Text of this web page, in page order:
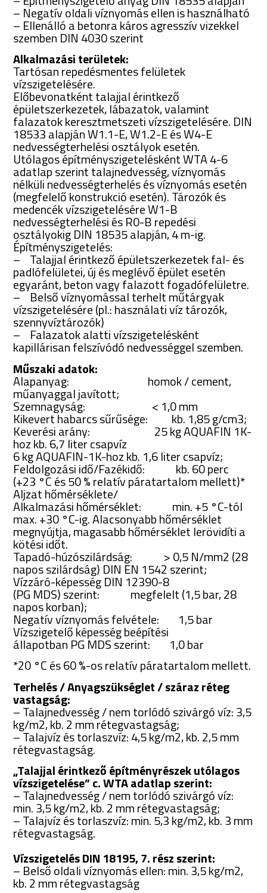
– Negatív oldali víznyomás ellen is használható
– Ellenálló a betonra káros agresszív vizekkel
szemben DIN 4030 szerint
Alkalmazási területek:
Tartósan repedésmentes felületek
vízszigetelésére.
Előbevonatként talajjal érintkező
épületszerkezetek, lábazatok, valamint
falazatok keresztmetszeti vízszigetelésére. DIN
18533 alapján W1.1-E, W1.2-E és W4-E
nedvességterhelési osztályok esetén.
Utólagos építményszigetelésként WTA 4-6
adatlap szerint talajnedvesség, víznyomás
nélküli nedvességterhelés és víznyomás esetén
(megfelelő konstrukció esetén). Tározók és
medencék vízszigetelésére W1-B
nedvességterhelési és R0-B repedési
osztályokig DIN 18535 alapján, 4 m-ig.
Építményszigetelés:
– Talajjal érintkező épületszerkezetek fal- és
padlófelületei, új és meglévő épület esetén
egyaránt, beton vagy falazott fogadófelületre.
– Belső víznyomással terhelt műtárgyak
vízszigetelésére (pl.: használati víz tározók,
szennyvíztározók)
– Falazatok alatti vízszigetelésként
kapillárisan felszívódó nedvességgel szemben.
Műszaki adatok:
Alapanyag: homok / cement,
műanyaggal javított;
Szemnagyság: < 1,0 mm
Kikevert habarcs sűrűsége: kb. 1,85 g/cm3;
Keverési arány: 25 kg AQUAFIN 1K-
hoz kb. 6,7 liter csapvíz
6 kg AQUAFIN-1K-hoz kb. 1,6 liter csapvíz;
Feldolgozási idő/Fazékidő: kb. 60 perc
(+23 °C és 50 % relatív páratartalom mellett)*
Aljzat hőmérséklete/
Alkalmazási hőmérséklet: min. +5 °C-tól
max. +30 °C-ig. Alacsonyabb hőmérséklet
megnyújtja, magasabb hőmérséklet lerövidíti a
kötési időt.
Tapadó-húzószilárdság: > 0,5 N/mm2 (28
napos szilárdság) DIN EN 1542 szerint;
Vízzáró-képesség DIN 12390-8
(PG MDS) szerint: megfelelt (1,5 bar, 28
napos korban);
Negatív víznyomás felvétele: 1,5 bar
Vízszigetelő képesség beépítési
állapotban PG MDS szerint: 1,0 bar
*20 °C és 60 %-os relatív páratartalom mellett.
Terhelés / Anyagszükséglet / száraz réteg
vastagság:
– Talajnedvesség / nem torlódó szivárgó víz: 3,5
kg/m2, kb. 2 mm rétegvastagság;
– Talajvíz és torlaszvíz: 4,5 kg/m2, kb. 2,5 mm
rétegvastagság.
„Talajjal érintkező építményrészek utólagos
vízszigetelése” c. WTA adatlap szerint:
– Talajnedvesség / nem torlódó szivárgó víz:
min. 3,5 kg/m2, kb. 2 mm rétegvastagság;
– Talajvíz és torlaszvíz: min. 5,3 kg/m2, kb. 3 mm
rétegvastagság.
Vízszigetelés DIN 18195, 7. rész szerint:
– Belső oldali víznyomás ellen: min. 3,5 kg/m2,
kb. 2 mm rétegvastagság